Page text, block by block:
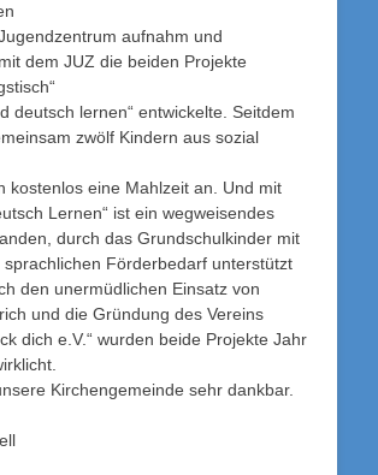
aufnahm und
dem JUZ die beiden Projekte
deutsch lernen“ entwickelte. Seitdem
zwölf Kindern aus sozial
kostenlos eine Mahlzeit an. Und mit
Lernen“ ist ein wegweisendes
durch das Grundschulkinder mit
sprachlichen Förderbedarf unterstützt
den unermüdlichen Einsatz von
und die Gründung des Vereins
dich e.V.“ wurden beide Projekte Jahr
Kirchengemeinde sehr dankbar.